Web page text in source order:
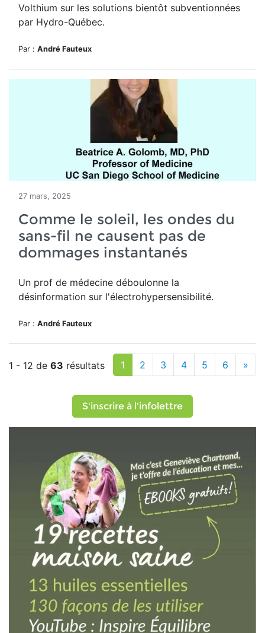
Volthium sur les solutions bientôt subventionnées
par Hydro-Québec.
Par : André Fauteux
27 mars, 2025
Comme le soleil, les ondes du
sans-fil ne causent pas de
dommages instantanés
Un prof de médecine déboulonne la
désinformation sur l'électrohypersensibilité.
Par : André Fauteux
1 - 12 de 63 résultats 1 2 3 4 5 6 »
S'inscrire à l'infolettre